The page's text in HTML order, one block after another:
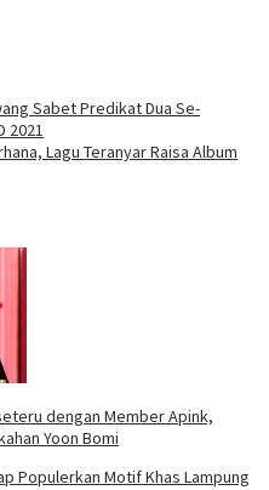
Sabet Predikat Dua Se-
2021
Lagu Teranyar Raisa Album
dengan Member Apink,
Yoon Bomi